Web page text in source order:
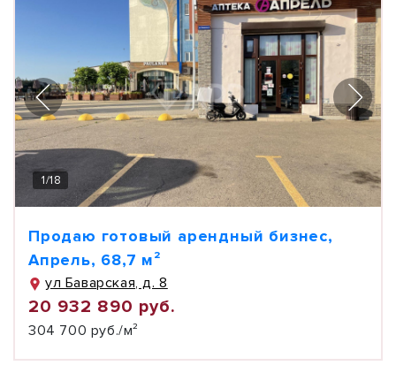
1/18
Продаю готовый арендный бизнес,
Апрель, 68,7 м²
ул Баварская, д. 8
20 932 890 руб.
304 700 руб./м²